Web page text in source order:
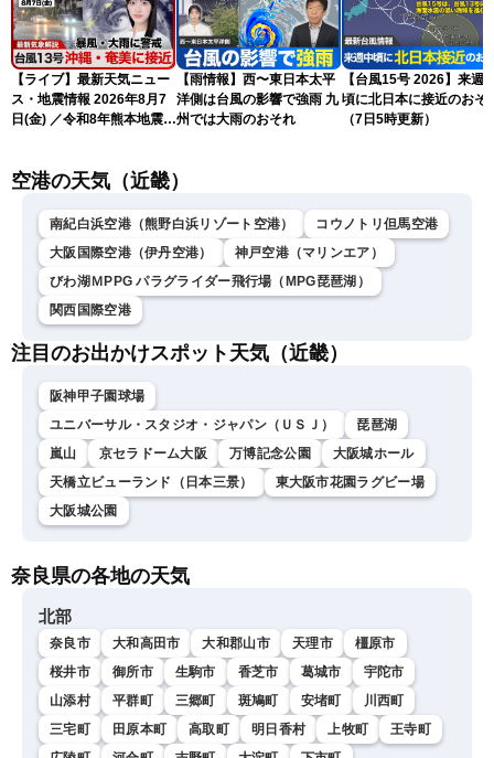
【ライブ】最新天気ニュー
ス・地震情報 2026年8月7
日(金) ／令和8年熊本地震情
央・江川清音／有賀哲夫〉
【雨情報】西〜東日本太平
洋側は台風の影響で強雨 九
州では大雨のおそれ
【台風15号 2026】来週
頃に北日本に接近のおそ
（7日5時更新）
空港の天気（近畿）
南紀白浜空港（熊野白浜リゾート空港）
コウノトリ但馬空港
大阪国際空港（伊丹空港）
神戸空港（マリンエア）
びわ湖ＭPPG パラグライダー飛行場（MPG琵琶湖）
関西国際空港
注目のお出かけスポット天気（近畿）
阪神甲子園球場
ユニバーサル・スタジオ・ジャパン（ＵＳＪ）
琵琶湖
嵐山
京セラドーム大阪 万博記念公園
大阪城ホール
天橋立ビューランド（日本三景）
東大阪市花園ラグビー場
大阪城公園
奈良県の各地の天気
北部
奈良市 大和高田市 大和郡山市 天理市
橿原市
桜井市
御所市 生駒市 香芝市 葛城市
宇陀市
山添村
平群町 三郷町 斑鳩町 安堵町
川西町
三宅町
田原本町 高取町 明日香村 上牧町
王寺町